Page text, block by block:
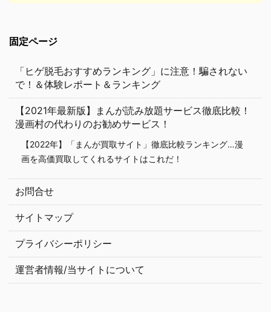
固定ページ
「ヒゲ脱毛おすすめランキング」に注意！騙されない
で！＆体験レポート＆ランキング
【2021年最新版】まんが読み放題サービス徹底比較！
漫画村の代わりのお勧めサービス！
【2022年】「まんが買取サイト」徹底比較ランキング…漫
画を高価買取してくれるサイトはこれだ！
お問合せ
サイトマップ
プライバシーポリシー
運営者情報/当サイトについて